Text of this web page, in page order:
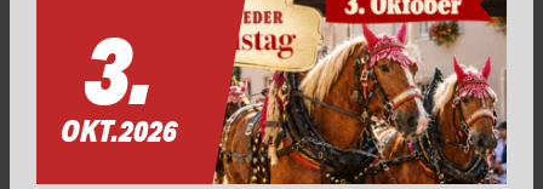
3.
OKT.2026